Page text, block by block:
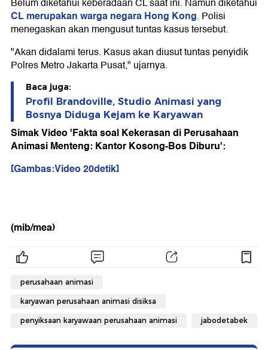
Belum diketahui keberadaan CL saat ini. Namun diketahui
CL merupakan warga negara Hong Kong. Polisi
menegaskan akan mengusut tuntas kasus tersebut.
"Akan didalami terus. Kasus akan diusut tuntas penyidik
Polres Metro Jakarta Pusat," ujarnya.
Baca juga:
Profil Brandoville, Studio Animasi yang
Bosnya Diduga Kejam ke Karyawan
Simak Video 'Fakta soal Kekerasan di Perusahaan
Animasi Menteng: Kantor Kosong-Bos Diburu':
[Gambas:Video 20detik]
(mib/mea)
perusahaan animasi
karyawan perusahaan animasi disiksa
penyiksaan karyawaan perusahaan animasi jabodetabek